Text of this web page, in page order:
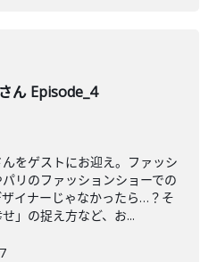
ん Episode_4
をゲストにお迎え。ファッシ
リのファッションショーでの
イナーじゃなかったら…？そ
」の捉え方など、お...